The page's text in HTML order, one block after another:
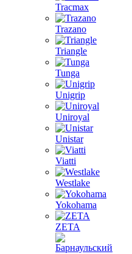
Tracmax
Trazano
Triangle
Tunga
Unigrip
Uniroyal
Unistar
Viatti
Westlake
Yokohama
ZETA